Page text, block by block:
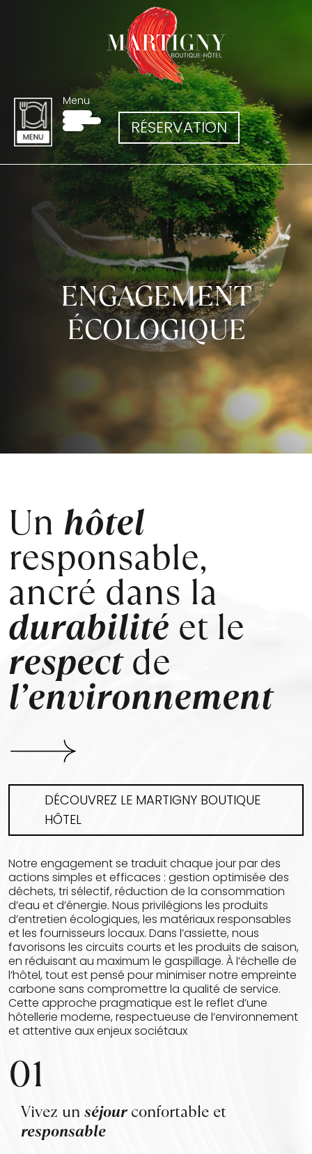
RÉSERVATION
Menu
ENGAGEMENT
ÉCOLOGIQUE
Un hôtel
responsable,
ancré dans la
durabilité et le
respectde
l’environnement
DÉCOUVREZ LE MARTIGNY BOUTIQUE
HÔTEL
Notre engagement se traduit chaque jour par des
actions simples et efficaces : gestion optimisée des
déchets, tri sélectif, réduction de la consommation
d’eau et d’énergie. Nous privilégions les produits
d’entretien écologiques, les matériaux responsables
et les fournisseurs locaux. Dans l’assiette, nous
favorisons les circuits courts et les produits de saison,
en réduisant au maximum le gaspillage. À l’échelle de
l’hôtel, tout est pensé pour minimiser notre empreinte
carbone sans compromettre la qualité de service.
Cette approche pragmatique est le reflet d’une
hôtellerie moderne, respectueuse de l’environnement
et attentive aux enjeux sociétaux
01
Vivez un séjourconfortable et
responsable